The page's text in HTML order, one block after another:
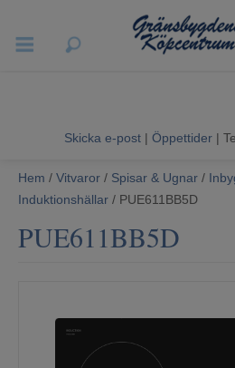
Sommarrea
Vitvaror
Hem & Fritid
Skicka e-post | Öppettider|
Hem / Vitvaror / Spisar & Ugnar /
Induktionshällar / PUE611BB5D
PUE611BB5D